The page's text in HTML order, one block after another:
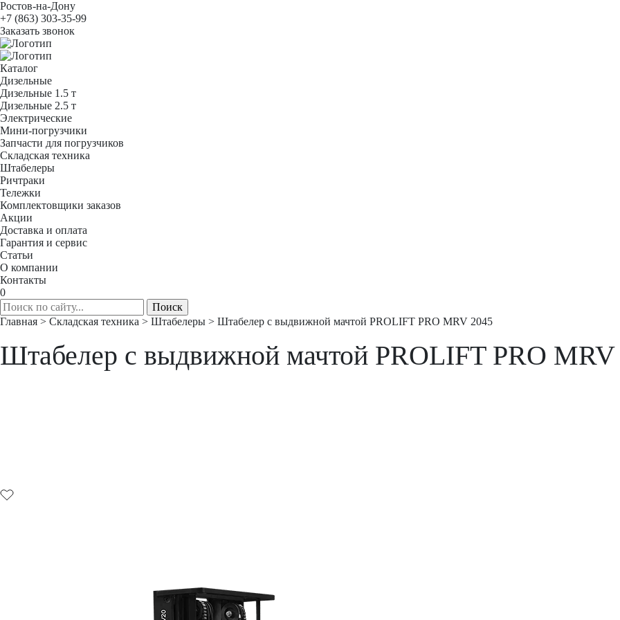
Ростов-на-Дону
+7 (863) 303-35-99
Заказать звонок
Каталог
Дизельные
Дизельные 1.5 т
Дизельные 2.5 т
Электрические
Мини-погрузчики
Запчасти для погрузчиков
Складская техника
Штабелеры
Ричтраки
Тележки
Комплектовщики заказов
Акции
Доставка и оплата
Гарантия и сервис
Статьи
О компании
Контакты
0
Главная > Складская техника > Штабелеры > Штабелер с выдвижной мачтой PROLIFT PRO MRV 2045
Штабелер с выдвижной мачтой PROLIFT PRO MRV